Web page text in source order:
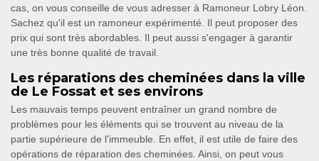
cas, on vous conseille de vous adresser à Ramoneur Lobry Léon.
Sachez qu'il est un ramoneur expérimenté. Il peut proposer des
prix qui sont très abordables. Il peut aussi s'engager à garantir
une très bonne qualité de travail.
Les réparations des cheminées dans la ville
de Le Fossat et ses environs
Les mauvais temps peuvent entraîner un grand nombre de
problèmes pour les éléments qui se trouvent au niveau de la
partie supérieure de l'immeuble. En effet, il est utile de faire des
opérations de réparation des cheminées. Ainsi, on peut vous